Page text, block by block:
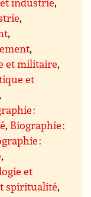
,
,
,
et militaire,
et
,
:
, Biographie :
:
,
et
spiritualité,